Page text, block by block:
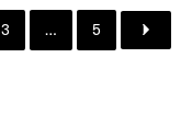
3 … 5